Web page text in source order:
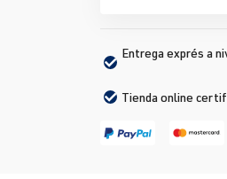
Entrega exprés a
Tienda online